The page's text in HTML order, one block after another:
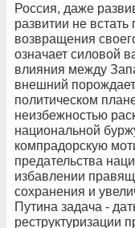
Россия, даже
развитии не
возвращения
означает силовой
влияния между
внешний
политическом
неизбежностью
национальной
компрадорскую
предательства
избавлении
сохранения и
Путина задача -
реструктуризации